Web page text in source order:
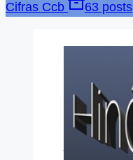
Cifras Ccb 63 posts